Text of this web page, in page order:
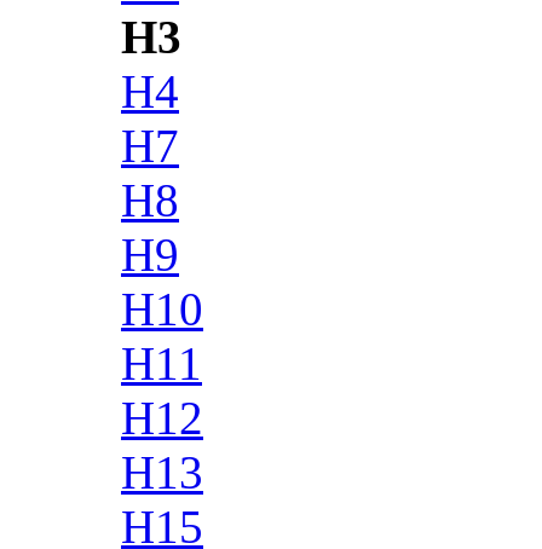
H3
H4
H7
H8
H9
H10
H11
H12
H13
H15